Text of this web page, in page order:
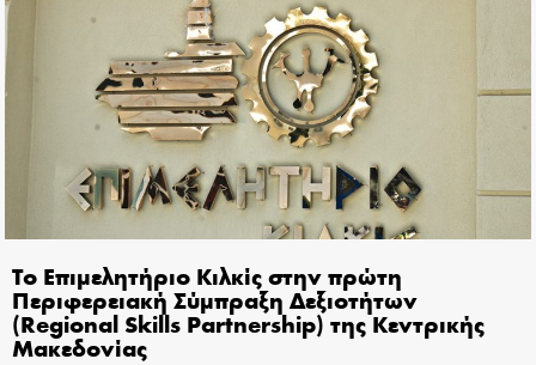
Το Επιμελητήριο Κιλκίς στην πρώτη
Περιφερειακή Σύμπραξη Δεξιοτήτων
(Regional Skills Partnership) της Κεντρικής
Μακεδονίας